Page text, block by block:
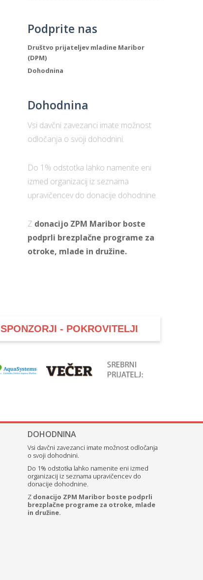
Podprite nas
Društvo prijateljev mladine Maribor
(DPM)
Dohodnina
Dohodnina
Vsi davčni zavezanci imate možnost
odločanja o svoji dohodnini.
Do 1% odstotka lahko namenite eni
izmed organizacij iz seznama
upravičencev do donacije dohodnine.
Z donacijo ZPM Maribor boste
podprli brezplačne programe za
otroke, mlade in družine.
SPONZORJI - POKROVITELJI
DOHODNINA
Vsi davčni zavezanci imate možnost odločanja
o svoji dohodnini.
Do 1% odstotka lahko namenite eni izmed
organizacij iz seznama upravičencev do
donacije dohodnine.
Z donacijo ZPM Maribor boste podprli
brezplačne programe za otroke, mlade
in družine.